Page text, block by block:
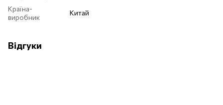
Країна-
виробник
Китай
Відгуки